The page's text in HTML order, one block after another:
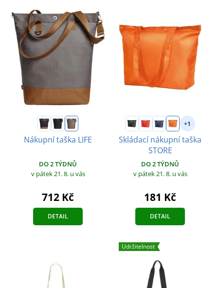
Nákupní taška LIFE
DO 2 TÝDNŮ
v pátek 21. 8. u vás
712 Kč
DETAIL
+1
Skládací nákupní taška
STORE
DO 2 TÝDNŮ
v pátek 21. 8. u vás
181 Kč
DETAIL
Udržitelnost